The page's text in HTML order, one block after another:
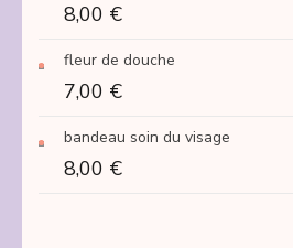
8,00 €
fleur de douche
7,00 €
bandeau soin du visage
8,00 €